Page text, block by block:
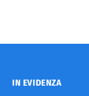
IN EVIDENZA